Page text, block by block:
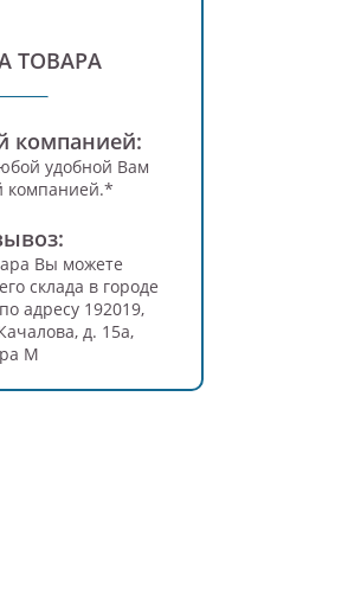
ТОВАРА
компанией:
удобной Вам
компанией.*
Вы можете
склада в городе
адресу 192019,
д. 15а,
М